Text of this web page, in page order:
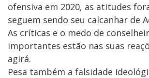
ofensiva em 2020, as atitudes
seguem sendo seu calcanhar de
As críticas e o medo de
importantes estão nas suas
agirá.
Pesa também a falsidade